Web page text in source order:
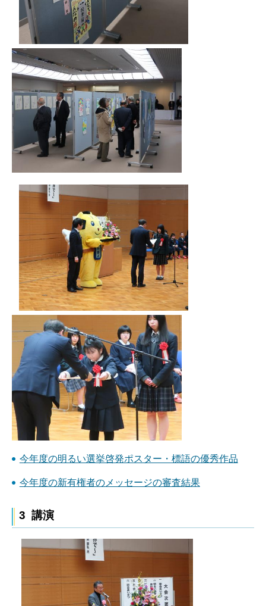
今年度の明るい選挙啓発ポスター・標語の優秀作品
今年度の新有権者のメッセージの審査結果
3 講演